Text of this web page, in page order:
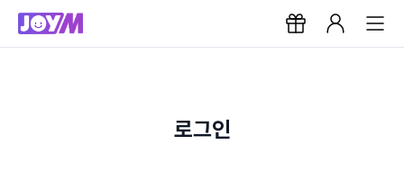
로그인